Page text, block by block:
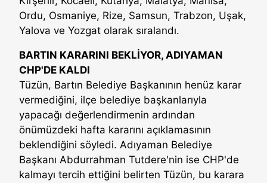
Ordu, Osmaniye, Rize, Samsun, Trabzon, Uşak,
Yalova ve Yozgat olarak sıralandı.
BARTIN KARARINI BEKLİYOR, ADIYAMAN
CHP'DE KALDI
Tüzün, Bartın Belediye Başkanının henüz karar
vermediğini, ilçe belediye başkanlarıyla
yapacağı değerlendirmenin ardından
önümüzdeki hafta kararını açıklamasının
beklendiğini söyledi. Adıyaman Belediye
Başkanı Abdurrahman Tutdere'nin ise CHP'de
kalmayı tercih ettiğini belirten Tüzün, bu karara